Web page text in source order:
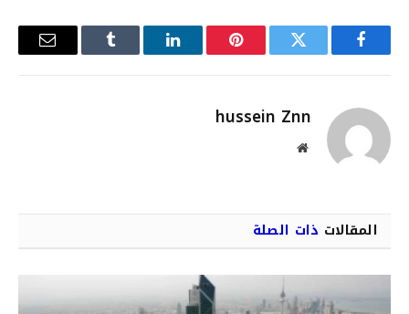
فيسبوك تويتر بينتيريستلينكدإن Tumblr
البريد
hussein Znn
موقع
المقالات ذات الصلة